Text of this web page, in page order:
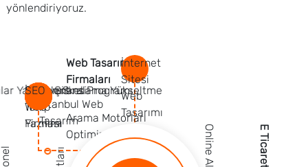
yönlendiriyoruz.
Web Tasarım
Firmaları
Arama Motorları
Optimizasyonu
İnternet
Sitesi
Web
Tasarımı
E Ticaret
İstanbul Web
Tasarım
Avcılar Yazılım Şirketi
Esenyurt
Web
Firması
Performans Programı
İş
Takip
Yazılımı
Sıralama Yükseltme
SEO